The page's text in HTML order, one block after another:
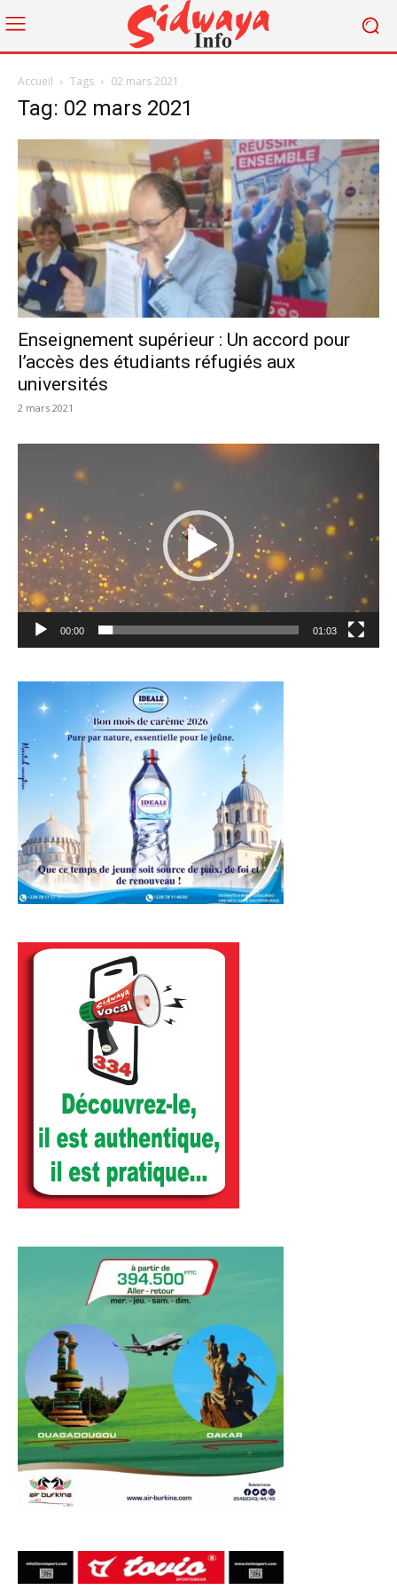
Accueil Tags 02 mars 2021
Tag: 02 mars 2021
Enseignement supérieur : Un accord pour
l’accès des étudiants réfugiés aux
universités
2 mars 2021
00:00 01:03